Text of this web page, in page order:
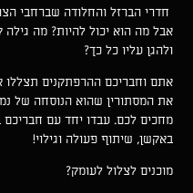
חדרי הברזלוהחלודה שברחבי
אבל מה הוא יכול להיות? מה
ולהגן עליו כל כך?
אתם וחבריכם ההרפתקנים תצללו
את המסתורין שהוא הנוסחה של
מחכים לכם. עבדו יחד עם
באקשן, שיתוף פעולה וגילוי!
מוכנים לצלול לעומק?